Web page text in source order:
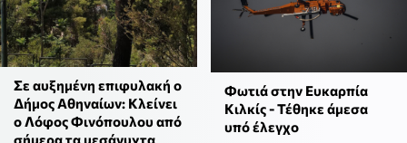
Σε αυξημένη επιφυλακή ο
Δήμος Αθηναίων: Κλείνει
ο Λόφος Φινόπουλου από
σήμερα τα μεσάνυχτα
Φωτιά στην Ευκαρπία
Κιλκίς - Τέθηκε άμεσα
υπό έλεγχο